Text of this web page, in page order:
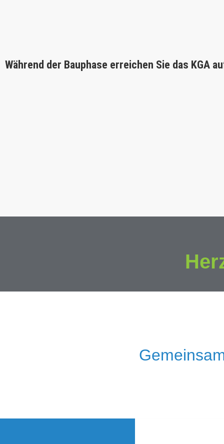
Während der Bauphase erreichen Sie das KGA